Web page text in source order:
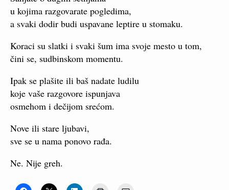
u kojima razgovarate pogledima,
a svaki dodir budi uspavane leptire u stomaku.
Koraci su slatki i svaki šum ima svoje mesto u tom,
čini se, sudbinskom momentu.
Ipak se plašite ili baš nadate ludilu
koje vaše razgovore ispunjava
osmehom i dečijom srećom.
Nove ili stare ljubavi,
sve se u nama ponovo rađa.
Ne. Nije greh.